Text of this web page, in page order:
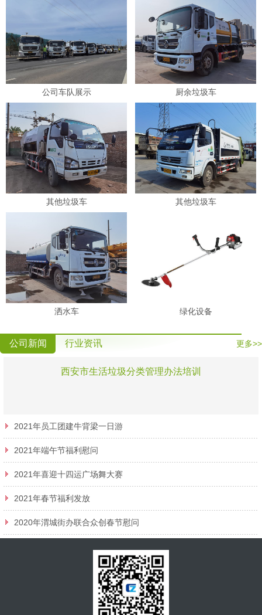
公司车队展示 厨余垃圾车
其他垃圾车 其他垃圾车
洒水车 绿化设备
公司新闻 行业资讯 更多>>
西安市生活垃圾分类管理办法培训
2021年员工团建牛背梁一日游
2021年端午节福利慰问
2021年喜迎十四运广场舞大赛
2021年春节福利发放
2020年渭城街办联合众创春节慰问